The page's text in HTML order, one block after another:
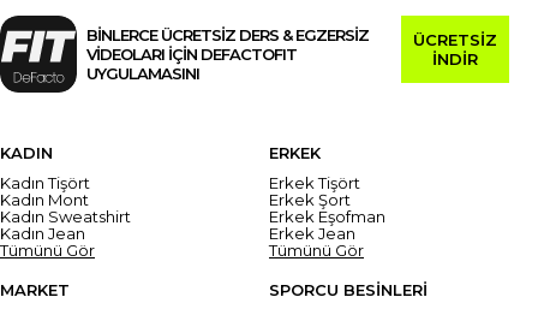
BİNLERCE ÜCRETSİZ DERS & EGZERSİZ
VİDEOLARI İÇİN DEFACTOFIT
UYGULAMASINI
ÜCRETSİZ
İNDİR
KADIN
Kadın Tişört
Kadın Mont
Kadın Sweatshirt
Kadın Jean
Tümünü Gör
ERKEK
Erkek Tişört
Erkek Şort
Erkek Eşofman
Erkek Jean
Tümünü Gör
MARKET
SPORCU BESİNLERİ